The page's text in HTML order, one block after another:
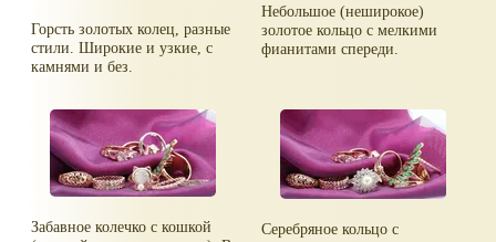
Горсть золотых колец, разные
стили. Широкие и узкие, с
камнями и без.
Небольшое (неширокое)
золотое кольцо с мелкими
фианитами спереди.
Забавное колечко с кошкой
Серебряное кольцо с